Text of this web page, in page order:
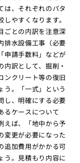
は、それぞれのパタ
やすくなります。
ごとの内訳を注意深
排水設備工事（必要
申請手数料」などが
訳として、掘削・
ンクリート等の復旧
う。「一式」という
し、明確にする必要
るケースについて
えば、「地中から予
変更が必要になった
追加費用がかかる可
う。見積もり内容に